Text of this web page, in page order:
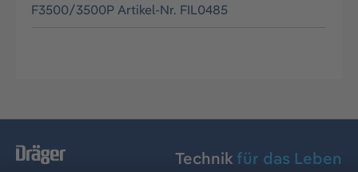
F3500/3500P Artikel-Nr. FIL0485
Technik für das Leben